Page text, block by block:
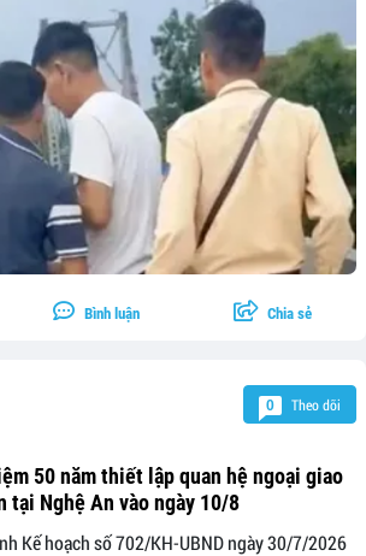
Bình luận Chia sẻ
0 Theo dõi
50 năm thiết lập quan hệ ngoại giao
tại Nghệ An vào ngày 10/8
Kế hoạch số 702/KH-UBND ngày 30/7/2026